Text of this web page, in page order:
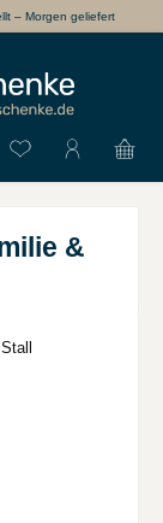
– Morgen geliefert
Du hast 0
&